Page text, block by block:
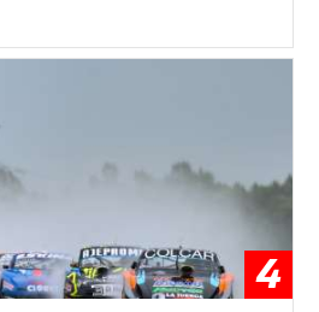
4